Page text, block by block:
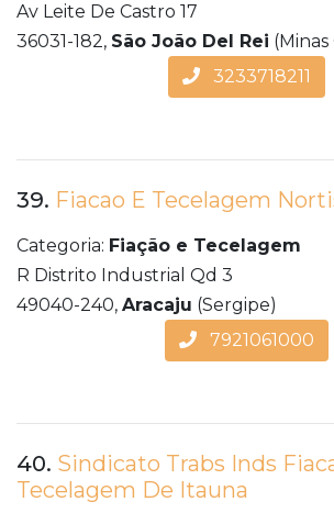
Av Leite De Castro 17
36031-182, São João Del Rei (Minas
3233718211
39. Fiacao E Tecelagem
Categoria: Fiação e Tecelagem
R Distrito Industrial Qd 3
49040-240, Aracaju (Sergipe)
7921061000
40. Sindicato Trabs Inds
Tecelagem De Itauna